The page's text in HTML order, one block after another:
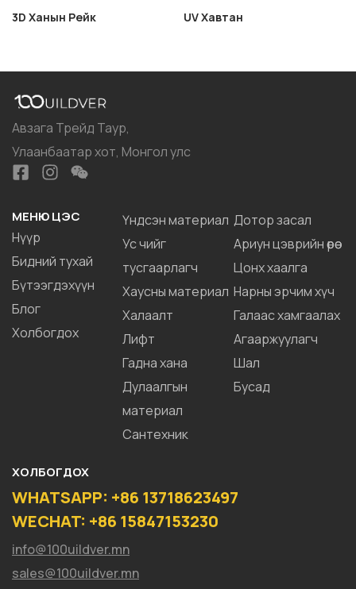
3D Ханын Рейк UV Хавтан
Авзага Трейд Таур,
Улаанбаатар хот, Монгол улс
МЕНЮ ЦЭС
Нүүр
Бидний тухай
Бүтээгдэхүүн
Блог
Холбогдох
Үндсэн материал
Ус чийг
тусгаарлагч
Хаусны материал
Халаалт
Лифт
Гадна хана
Дулаалгын
материал
Сантехник
Дотор засал
Ариун цэврийн өрөө
Цонх хаалга
Нарны эрчим хүч
Галаас хамгаалах
Агааржуулагч
Шал
Бусад
ХОЛБОГДОХ
WHATSAPP: +86 13718623497
WECHAT: +86 15847153230
info@100uildver.mn
sales@100uildver.mn